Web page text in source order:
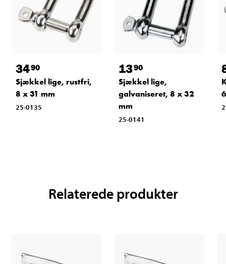
3490
Sjækkel lige, rustfri,
8 x 31 mm
25-0135
1390
Sjækkel lige,
galvaniseret, 8 x 32
mm
25-0141
Relaterede produkter